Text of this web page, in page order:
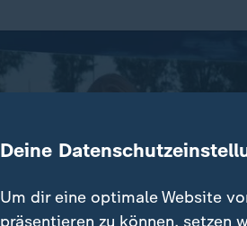
Deine
Um dir eine optimale Website
präsentieren zu können, setzen